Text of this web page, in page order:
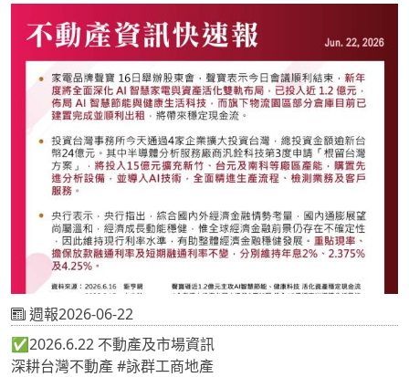
📍撒7.2億桃園擴廠！「散熱片大廠」導入AI系統強化產能
📍大立光買地攻 CPO 起手式 將斥資逾6億元購入台中千坪
土地
《 #地產專家🔎關注詠群 提供最新市場情報📝 》
週報2026-06-22
✅2026.6.22 不動產及市場資訊
深耕台灣不動產 #詠群工商地產